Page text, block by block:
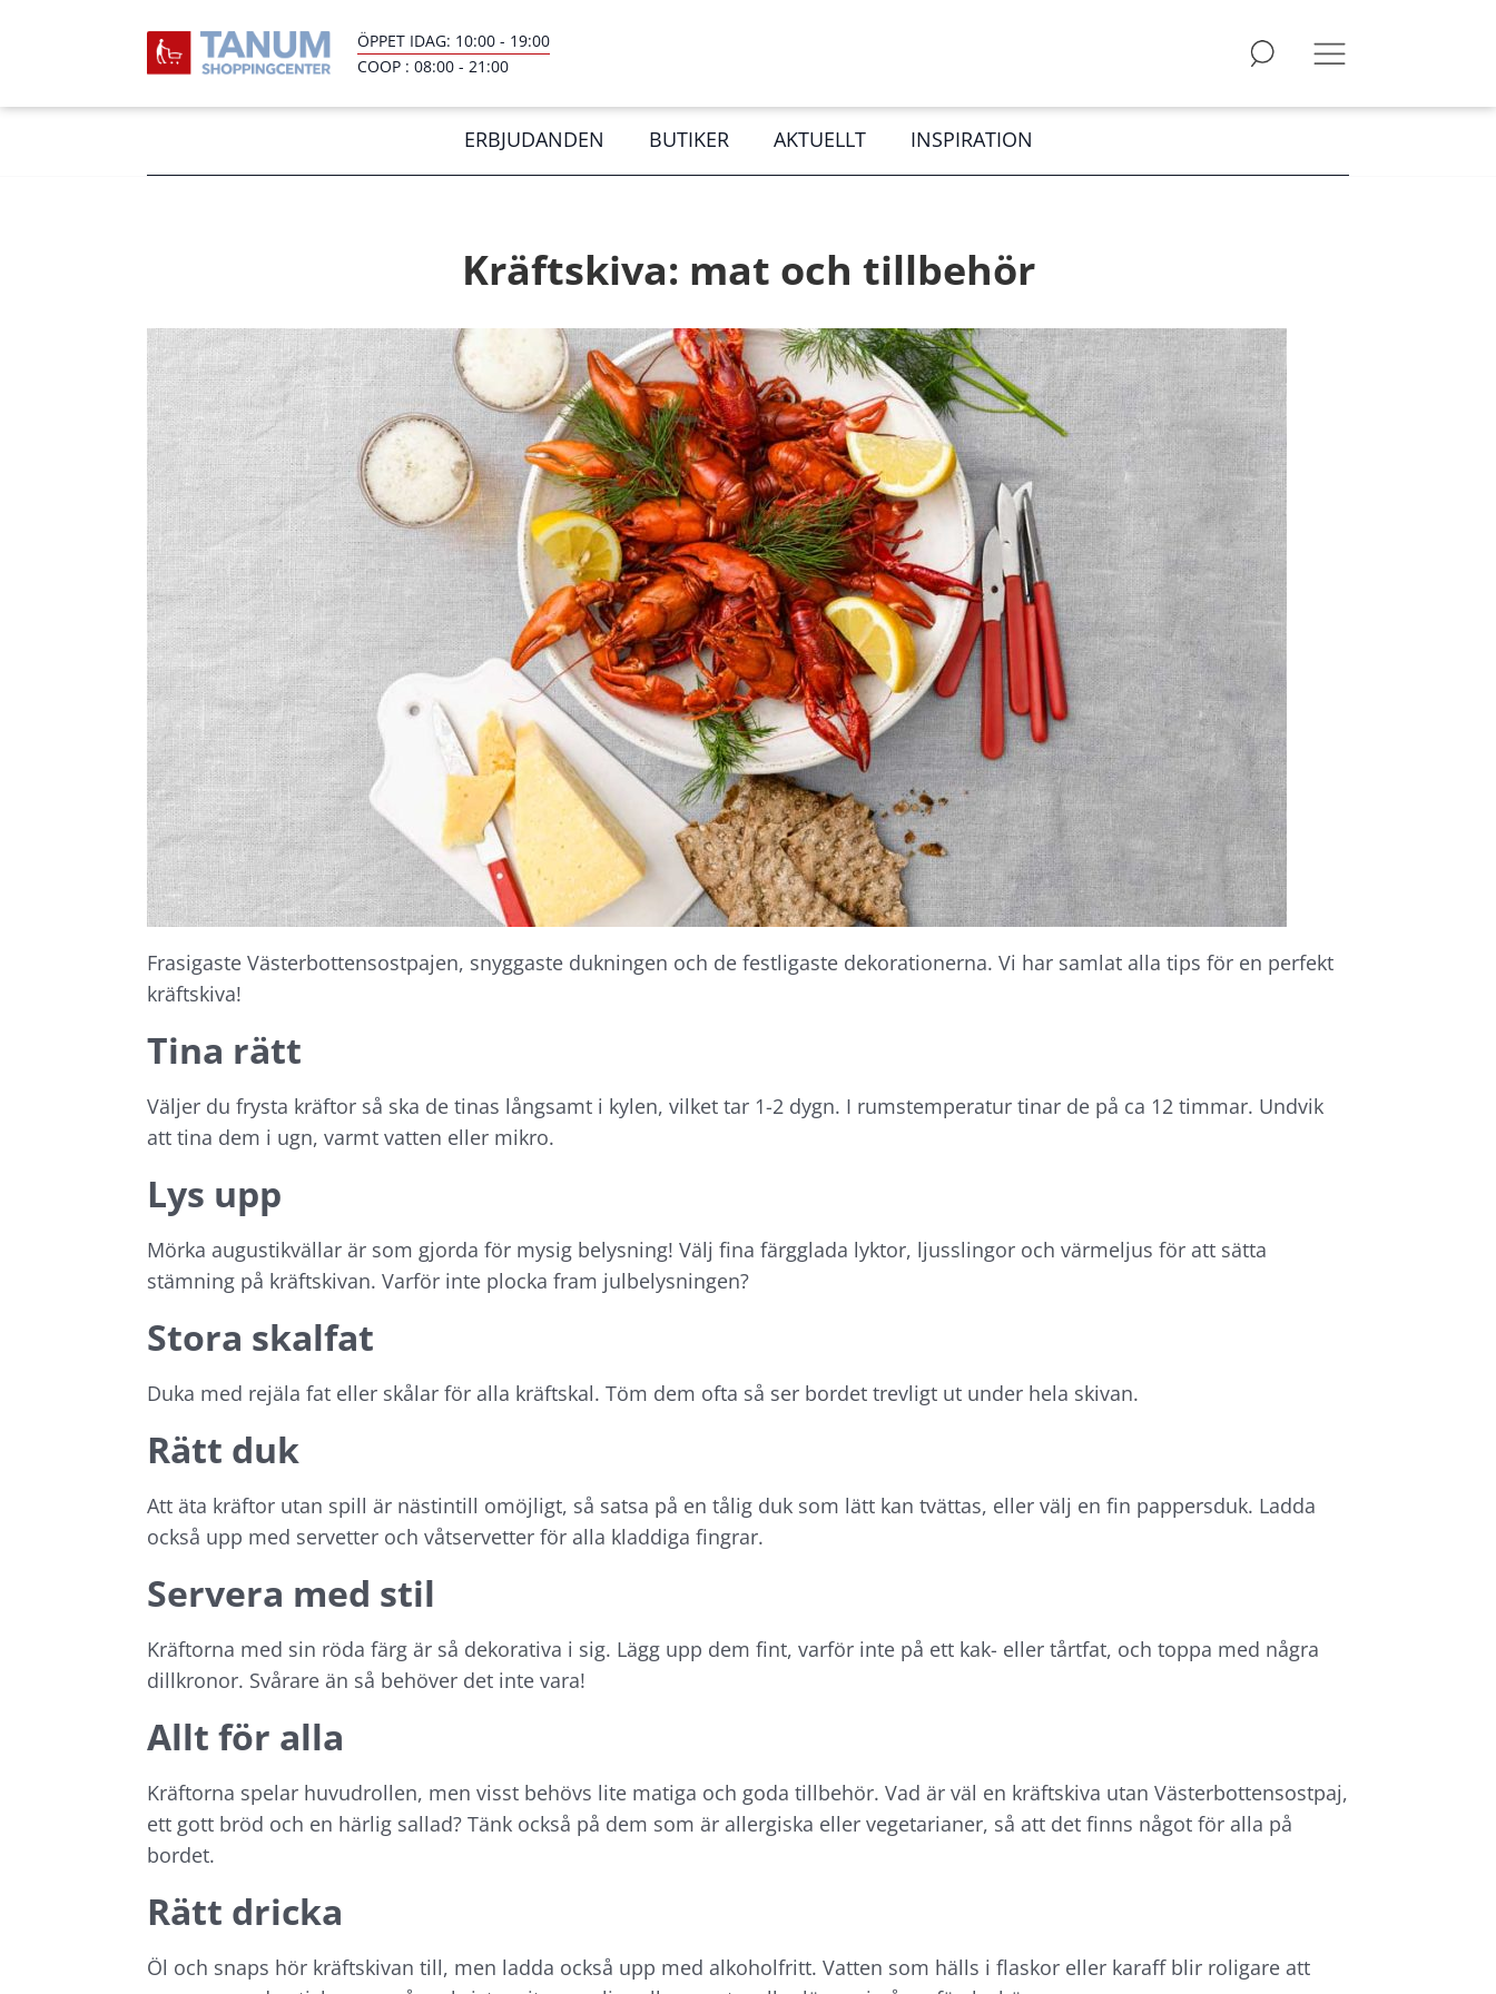
ÖPPET IDAG: 10:00- 19:00
COOP : 08:00- 21:00
ERBJUDANDEN BUTIKER AKTUELLT INSPIRATION
Kräftskiva: mat och tillbehör
Frasigaste Västerbottensostpajen, snyggaste dukningen och de festligaste dekorationerna. Vi har samlat alla tips för en perfekt
kräftskiva!
Tina rätt
Väljer du frysta kräftor så ska de tinas långsamt i kylen, vilket tar 1-2 dygn. I rumstemperatur tinar de på ca 12 timmar. Undvik
att tina dem i ugn, varmt vatten eller mikro.
Lys upp
Mörka augustikvällar är som gjorda för mysig belysning! Välj fina färgglada lyktor, ljusslingor och värmeljus för att sätta
stämning på kräftskivan. Varför inte plocka fram julbelysningen?
Stora skalfat
Duka med rejäla fat eller skålar för alla kräftskal. Töm dem ofta så ser bordet trevligt ut under hela skivan.
Rätt duk
Att äta kräftor utan spill är nästintill omöjligt, så satsa på en tålig duk som lätt kan tvättas, eller välj en fin pappersduk. Ladda
också upp med servetter och våtservetter för alla kladdiga fingrar.
Servera med stil
Kräftorna med sin röda färg är så dekorativa i sig. Lägg upp dem fint, varför inte på ett kak- eller tårtfat, och toppa med några
dillkronor. Svårare än så behöver det inte vara!
Allt för alla
Kräftorna spelar huvudrollen, men visst behövs lite matiga och goda tillbehör. Vad är väl en kräftskiva utan Västerbottensostpaj,
ett gott bröd och en härlig sallad? Tänk också på dem som är allergiska eller vegetarianer, så att det finns något för alla på
bordet.
Rätt dricka
Öl och snaps hör kräftskivan till, men ladda också upp med alkoholfritt. Vatten som hälls i flaskor eller karaff blir roligare att